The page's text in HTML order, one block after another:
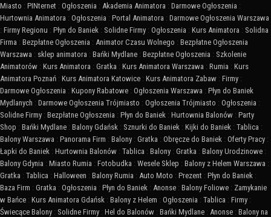
Miasto : PINternet : Ogłoszenia : Akademia Animatora : Darmowe Ogłoszenia :
Hurtownia Animatora : Ogłoszenia : Portal Animatora : Darmowe Ogłoszenia Warszawa
: Firmy Regionu : Płyn do Baniek : Solidne Firmy : Ogłoszenia : Kurs Animatora : Solidna
Firma : Bezpłatne Ogłoszenia : Animator Czasu Wolnego : Bezpłatne Ogłoszenia
Warszawa : sklep animatora : Bańki Mydlane : Bezpłatne Ogłoszenia : Szkolenie
Animatorów : Kurs Animatora : Gratka : Kurs Animatora Warszawa : Rumia : Kurs
Animatora Poznań : Kurs Animatora Katowice : Kurs Animatora Zabaw : Firmy :
Darmowe Ogłoszenia : Kupony Rabatowe : Ogłoszenia Warszawa : Płyn do Baniek
Mydlanych : Darmowe Ogłoszenia Trójmiasto : Ogłoszenia Trójmiasto : Ogłoszenia :
Solidne Firmy : Bezpłatne Ogłoszenia : Płyn do Baniek : Hurtownia Balonów : Party
Shop : Bańki Mydlane : Balony Gdańsk : Sznurki do Baniek : Kijki do Baniek : Tablica :
Balony Warszawa : Panorama Firm : Balony : Gratka : Obręcze do Baniek : Oferty Pracy :
Łapki do Baniek : Hurtownia Balonów : Tablica : Balony : Gratka : Balony Urodzinowe :
Balony Gdynia : Miasto Rumia : Fotobudka : Wesele Sklep : Balony z Helem Warszawa :
Gratka : Tablica : Halloween : Balony Rumia : Auto Moto : Prezent : Płyn do Baniek :
Baza Firm : Gratka : Ogłoszenia : Płyn do Baniek : Anonse : Balony Foliowe : Zamykanie
w Bańce : Kurs Animatora Gdańsk : Balony z Helem : Ogłoszenia : Tablica : Firmy :
Świecące Balony : Solidne Firmy : Hel do Balonów : Bańki Mydlane : Anonse : Balony na